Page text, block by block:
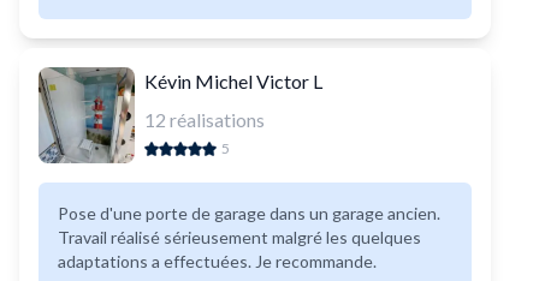
Kévin Michel Victor L
12 réalisations
5
Pose d'une porte de garage dans un garage ancien.
Travail réalisé sérieusement malgré les quelques
adaptations a effectuées. Je recommande.